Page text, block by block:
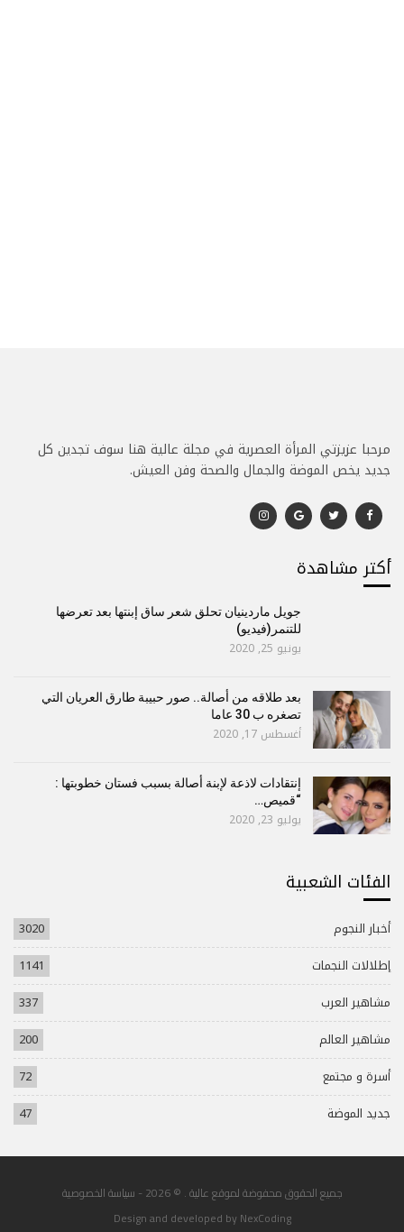
مرحبا عزيزتي المرأة العصرية في مجلة عالية هنا سوف تجدين كل
جديد يخص الموضة والجمال والصحة وفن العيش.
أكتر مشاهدة
جويل ماردينيان تحلق شعر ساق إبنتها بعد تعرضها
للتنمر(فيديو)
يونيو 25, 2020
بعد طلاقه من أصالة.. صور حبيبة طارق العريان التي
تصغره ب 30 عاما
أغسطس 17, 2020
إنتقادات لاذعة لإبنة أصالة بسبب فستان خطوبتها :
“قميص…
يوليو 23, 2020
الفئات الشعبية
أخبار النجوم
3020
إطلالات النجمات
1141
مشاهير العرب
337
مشاهير العالم
200
أسرة و مجتمع
72
جديد الموضة
47
جميع الحقوق محفوضة لموقع عالية . © 2026 -
سياسة الخصوصية
Design and developed byNexCoding